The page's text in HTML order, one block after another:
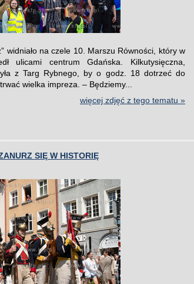
widniało na czele 10. Marszu Równości, który w
ulicami centrum Gdańska. Kilkutysięczna,
z Targ Rybnego, by o godz. 18 dotrzeć do
wielka impreza. – Będziemy...
więcej zdjęć z tego tematu »
SIĘ W HISTORIĘ